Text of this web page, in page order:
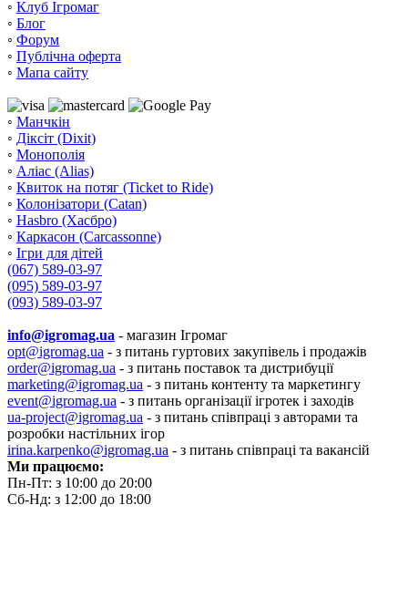
◦ Клуб Ігромаг
◦ Блог
◦ Форум
◦ Публічна оферта
◦ Мапа сайту
◦ Манчкін
◦ Діксіт (Dixit)
◦ Монополія
◦ Аліас (Alias)
◦ Квиток на потяг (Ticket to Ride)
◦ Колонізатори (Catan)
◦ Hasbro (Хасбро)
◦ Каркасон (Carcassonne)
◦ Ігри для дітей
(067) 589-03-97
(095) 589-03-97
(093) 589-03-97
info@igromag.ua - магазин Ігромаг
opt@igromag.ua - з питань гуртових закупівель і продажів
order@igromag.ua - з питань поставок та дистрибуції
marketing@igromag.ua - з питань контенту та маркетингу
event@igromag.ua - з питань організації ігротек і заходів
ua-project@igromag.ua - з питань співпраці з авторами та
розробки настільних ігор
irina.karpenko@igromag.ua - з питань співпраці та вакансій
Ми працюємо:
Пн-Пт: з 10:00 до 20:00
Сб-Нд: з 12:00 до 18:00